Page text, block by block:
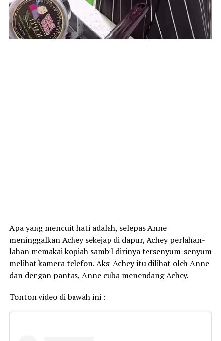
Apa yang mencuit hati adalah, selepas Anne
meninggalkan Achey sekejap di dapur, Achey perlahan-
lahan memakai kopiah sambil dirinya tersenyum-senyum
melihat kamera telefon. Aksi Achey itu dilihat oleh Anne
dan dengan pantas, Anne cuba menendang Achey.
Tonton video di bawah ini :